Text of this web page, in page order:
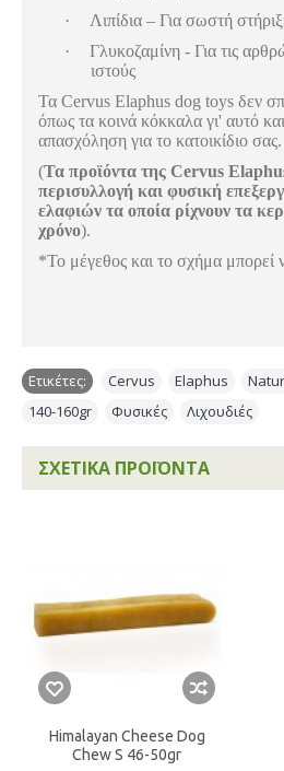
·
Λιπίδια – Για σωστή
·
Γλυκοζαμίνη - Για τις
ιστούς
Τα Cervus Elaphus dog toys δεν
όπως τα κοινά κόκκαλα γι' αυτό
απασχόληση για το κατοικίδιο σας.
(Τα προϊόντα της Cervus
περισυλλογή και φυσική
ελαφιών τα οποία ρίχνουν τα
χρόνο).
*Το μέγεθος και το σχήμα μπορεί
Ετικέτες: Cervus Elaphus
140-160gr
Φυσικές Λιχουδιές
ΣΧΕΤΙΚΆ ΠΡΟΪΌΝΤΑ
Himalayan Cheese Dog
Chew S 46-50gr